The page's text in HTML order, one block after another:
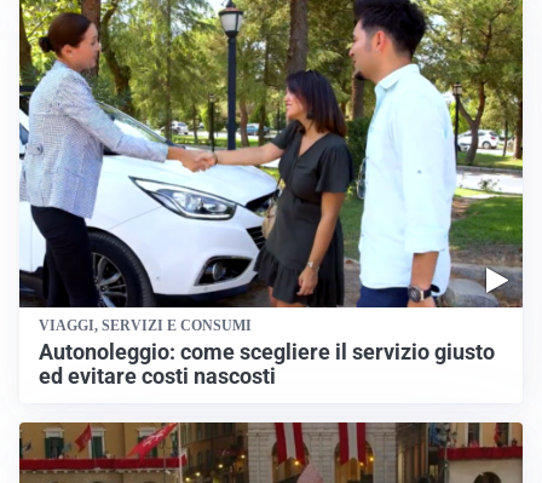
VIAGGI, SERVIZI E CONSUMI
Autonoleggio: come scegliere il servizio giusto
ed evitare costi nascosti